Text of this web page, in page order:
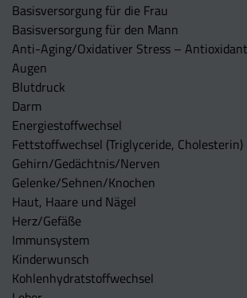
Basisversorgung für die Frau
Basisversorgung für den Mann
Anti-Aging/Oxidativer Stress –
Augen
Blutdruck
Darm
Energiestoffwechsel
Fettstoffwechsel (Triglyceride, Cholesterin)
Gehirn/Gedächtnis/Nerven
Gelenke/Sehnen/Knochen
Haut, Haare und Nägel
Herz/Gefäße
Immunsystem
Kinderwunsch
Kohlenhydratstoffwechsel